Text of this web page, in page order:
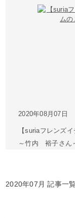
2020年08月07日
【suriaフレンズ
～竹内 裕子さん
2020年07月 記事一